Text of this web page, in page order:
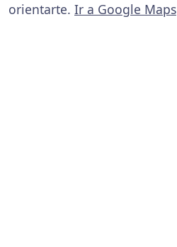
orientarte. Ir a Google Maps